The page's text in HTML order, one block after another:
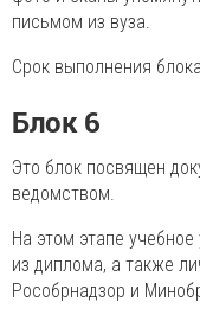
письмом из вуза.
Срок выполнения
Блок 6
Это блок посвящен
ведомством.
На этом этапе
из диплома, а также
Рособрнадзор и